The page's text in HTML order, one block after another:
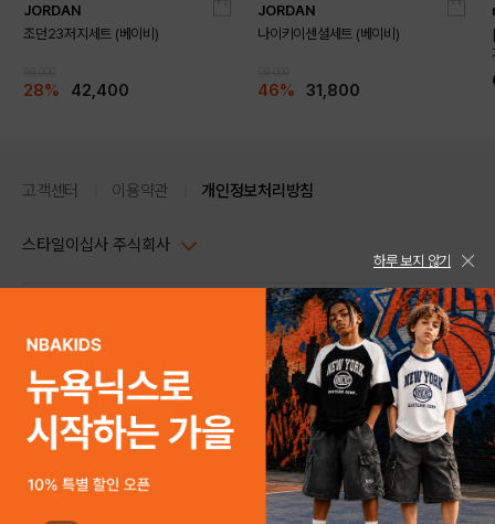
JORDAN
조던23저지세트 (베이비)
28% 42,400
JORDAN
나이키이센셜세트 (베이비)
46% 31,800
고객센터 이용약관 개인정보처리방침
스타일이십사 주식회사
주소 : 서울시 강남구 논현로 633, 6층 (논현동, 한세엠케이빌딩)
사업자등록번호 : 116-81-32499
통신판매업신고번호 : 제 2024-서울강남-04239
호스팅 서비스 : 스타일이십사㈜
고객센터 1544-5336(평일 09:00~ 18:00 토/일/공휴일 휴무)
스타일24 고객센터 1544-5336
평일 09:00~ 18:00 (토/일/공휴일 휴무)
help Email : help@style24.com
COPYRIGHTⓒ2021 STYLE24 ALL RIGHTS RESERVED.
하루 보지 않기